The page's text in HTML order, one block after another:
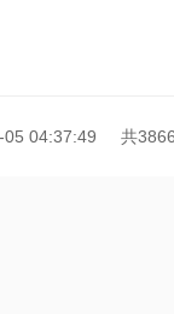
05 04:37:49 共